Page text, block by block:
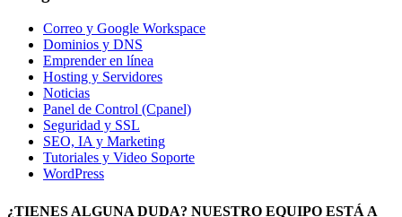
Correo y Google Workspace
Dominios y DNS
Emprender en línea
Hosting y Servidores
Noticias
Panel de Control (Cpanel)
Seguridad y SSL
SEO, IA y Marketing
Tutoriales y Video Soporte
WordPress
¿TIENES ALGUNA DUDA? NUESTRO EQUIPO ESTÁ A